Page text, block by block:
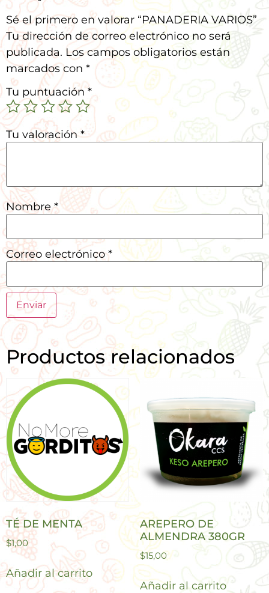
Sé el primero en valorar “PANADERIA VARIOS”
Tu dirección de correo electrónico no será
publicada. Los campos obligatorios están
marcados con *
Tu puntuación*
Tu valoración*
Nombre*
Correo electrónico*
Productos relacionados
TÉ DE MENTA
$1,00
Añadir al carrito
AREPERO DE
ALMENDRA 380GR
$15,00
Añadir al carrito